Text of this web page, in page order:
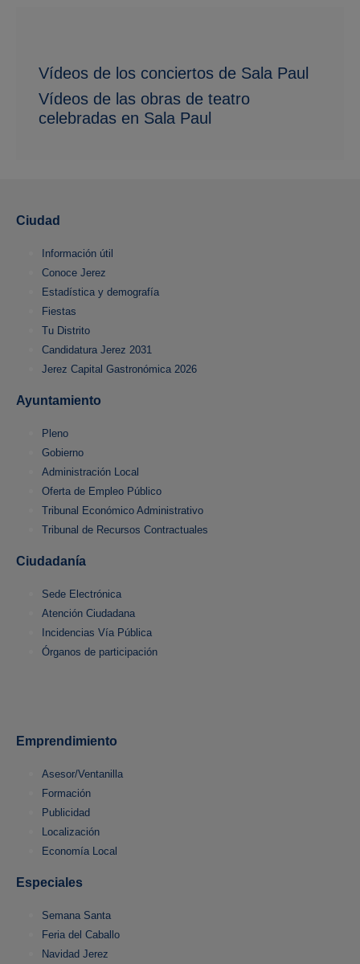
Vídeos de los conciertos de Sala Paul
Vídeos de las obras de teatro
celebradas en Sala Paul
Ciudad
Información útil
Conoce Jerez
Estadística y demografía
Fiestas
Tu Distrito
Candidatura Jerez 2031
Jerez Capital Gastronómica 2026
Ayuntamiento
Pleno
Gobierno
Administración Local
Oferta de Empleo Público
Tribunal Económico Administrativo
Tribunal de Recursos Contractuales
Ciudadanía
Sede Electrónica
Atención Ciudadana
Incidencias Vía Pública
Órganos de participación
Emprendimiento
Asesor/Ventanilla
Formación
Publicidad
Localización
Economía Local
Especiales
Semana Santa
Feria del Caballo
Navidad Jerez